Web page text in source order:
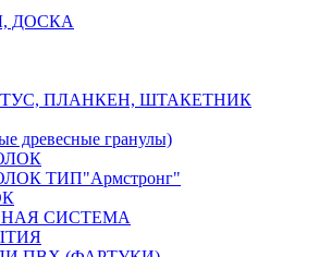
ДОСКА
ПЛАНКЕН, ШТАКЕТНИК
древесные гранулы)
ТИП"Армстронг"
СИСТЕМА